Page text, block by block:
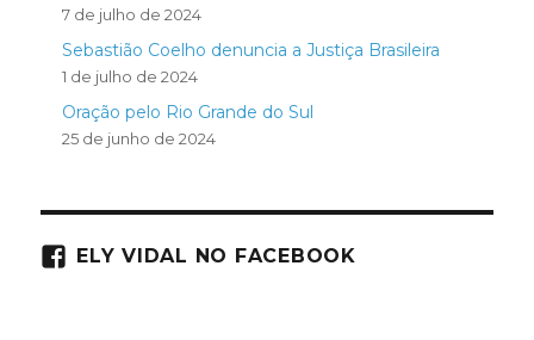
7 de julho de 2024
Sebastião Coelho denuncia a Justiça Brasileira
1 de julho de 2024
Oração pelo Rio Grande do Sul
25 de junho de 2024
ELY VIDAL NO FACEBOOK